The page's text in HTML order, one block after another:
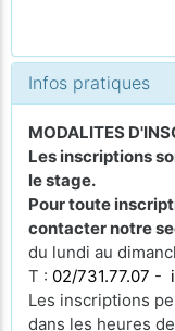
Infos pratiques
MODALITES
Les inscriptions
le stage.
Pour toute
contacter notre
du lundi au
T : 02/731.77.07 -
Les inscriptions
dans les heures